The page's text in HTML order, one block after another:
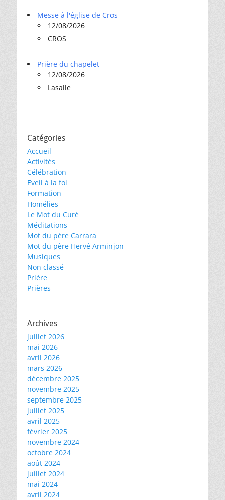
Messe à l'église de Cros
12/08/2026
CROS
Prière du chapelet
12/08/2026
Lasalle
Catégories
Accueil
Activités
Célébration
Eveil à la foi
Formation
Homélies
Le Mot du Curé
Méditations
Mot du père Carrara
Mot du père Hervé Arminjon
Musiques
Non classé
Prière
Prières
Archives
juillet 2026
mai 2026
avril 2026
mars 2026
décembre 2025
novembre 2025
septembre 2025
juillet 2025
avril 2025
février 2025
novembre 2024
octobre 2024
août 2024
juillet 2024
mai 2024
avril 2024